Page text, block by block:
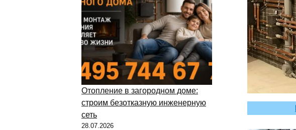
Отопление в загородном доме:
строим безотказную инженерную
сеть
28.07.2026